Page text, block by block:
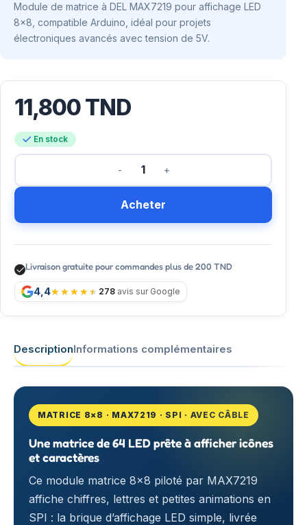
Module de matrice à DEL MAX7219 pour affichage LED
8×8, compatible Arduino, idéal pour projets
électroniques avancés avec tension de 5V.
11,800TND
En stock
Acheter
Livraison gratuite pour commandes plus de 200 TND
4,4 278 avis sur Google
DescriptionInformations complémentaires
MATRICE 8×8 · MAX7219 · SPI · AVEC CÂBLE
Une matrice de 64 LED prête à afficher icônes
et caractères
Ce module matrice 8×8 piloté par MAX7219
affiche chiffres, lettres et petites animations en
SPI : la brique d’affichage LED simple, livrée